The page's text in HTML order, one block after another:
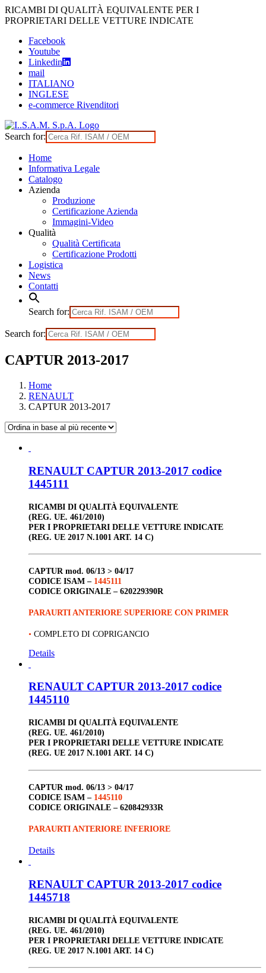
Skip
to
RICAMBI DI QUALITÀ EQUIVALENTE PER I
PROPRIETARI DELLE VETTURE INDICATE
Facebook
Youtube
Linkedin
mail
ITALIANO
INGLESE
e-commerce Rivenditori
Search for:
Home
Informativa Legale
Catalogo
Azienda
Produzione
Certificazione Azienda
Immagini-Video
Qualità
Qualità Certificata
Certificazione Prodotti
Logistica
News
Contatti
Search for:
Search for:
CAPTUR 2013-2017
Home
RENAULT
CAPTUR 2013-2017
RENAULT CAPTUR 2013-2017 codice
1445111
RICAMBI DI QUALITÀ EQUIVALENTE
(REG. UE. 461/2010)
PER I PROPRIETARI DELLE VETTURE INDICATE
(REG. UE 2017 N.1001 ART. 14 C)
CAPTUR mod. 06/13 > 04/17
CODICE ISAM – 1445111
CODICE ORIGINALE – 620229390R
PARAURTI ANTERIORE SUPERIORE CON PRIMER
• COMPLETO DI COPRIGANCIO
Details
RENAULT CAPTUR 2013-2017 codice
1445110
RICAMBI DI QUALITÀ EQUIVALENTE
(REG. UE. 461/2010)
PER I PROPRIETARI DELLE VETTURE INDICATE
(REG. UE 2017 N.1001 ART. 14 C)
CAPTUR mod. 06/13 > 04/17
CODICE ISAM – 1445110
CODICE ORIGINALE – 620842933R
PARAURTI ANTERIORE INFERIORE
Details
RENAULT CAPTUR 2013-2017 codice
1445718
RICAMBI DI QUALITÀ EQUIVALENTE
(REG. UE. 461/2010)
PER I PROPRIETARI DELLE VETTURE INDICATE
(REG. UE 2017 N.1001 ART. 14 C)